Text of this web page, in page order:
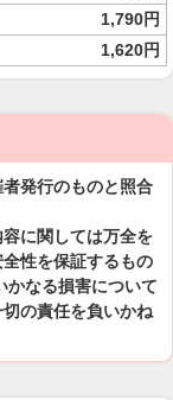
1,790円
1,620円
発行のものと照合
に関しては万全を
性を保証するもの
かなる損害について
の責任を負いかね